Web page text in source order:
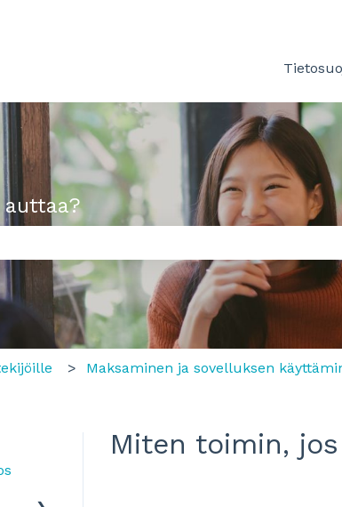
auttaa?
hakukenttä on tyhjä.
Maksaminen ja sovelluksen
Miten toimin,